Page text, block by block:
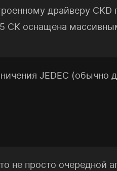
драйверу
CK оснащена
JEDEC
не просто